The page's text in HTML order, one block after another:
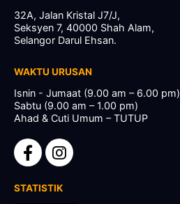
32A, Jalan Kristal J7/J,
Seksyen 7, 40000 Shah Alam,
Selangor Darul Ehsan.
WAKTU URUSAN
Isnin - Jumaat (9.00 am – 6.00 pm)
Sabtu (9.00 am – 1.00 pm)
Ahad & Cuti Umum – TUTUP
STATISTIK